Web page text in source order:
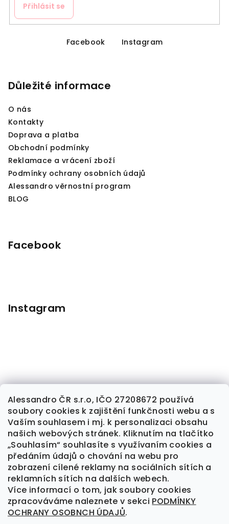
Alessandro ČR s.r.o, IČO 27208672 používá
soubory cookies k zajištění funkčnosti webu a s
Vaším souhlasem i mj. k personalizaci obsahu
našich webových stránek. Kliknutím na tlačítko
„Souhlasím“ souhlasíte s využívaním cookies a
předáním údajů o chování na webu pro
zobrazení cílené reklamy na sociálních sítích a
reklamních sítích na dalších webech.
Více informací o tom, jak soubory cookies
zpracováváme naleznete v sekci PODMÍNKY
OCHRANY OSOBNCH ÚDAJŮ.
Přihlásit se
Facebook Instagram
Důležité informace
O nás
Kontakty
Doprava a platba
Obchodní podmínky
Reklamace a vrácení zboží
Podmínky ochrany osobních údajů
Alessandro věrnostní program
BLOG
Facebook
Instagram
Sledovat na Instagramu
Kontakt
alessandrocr@seznam.cz
777 709 461